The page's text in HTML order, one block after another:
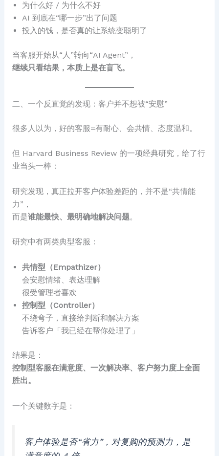
为什么好 / 为什么不好
AI 到底在“哪一步”出了问题
投入的钱，是否真的让系统变聪明了
当客服开始从“人”转向“AI Agent”，
继续只看结果，本质上是在盲飞。
二、一个反直觉的发现：客户并不想被“安慰”
很多人以为，好的客服=有耐心、会共情、态度温和。
但 Harvard Business Review 的一项经典研究，给了行
业当头一棒：
研究发现，真正拉开客户体验差距的，并不是“共情能
力”，
而是谁能最快、最明确地解决问题。
研究中有两类典型客服：
共情型（Empathizer）
会安慰情绪、表达理解
很受管理者喜欢
控制型（Controller）
不绕弯子，直接给判断和解决方案
告诉客户「我已经在帮你处理了」
结果是：
控制型客服在满意度、一次解决率、客户努力度上全面
胜出。
一个关键数字是：
客户体验是否“省力”，对复购的预测力，是